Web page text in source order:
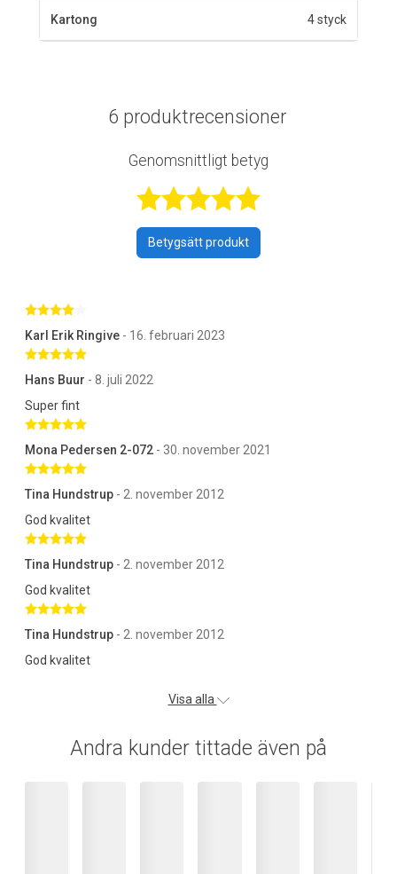
Kartong 4 styck
6 produktrecensioner
Genomsnittligt betyg
Betygsatt 4,8
Betygsätt produkt
Karl Erik Ringive - 16. februari 2023
Betygsatt 5 av 5 stjärnor
Hans Buur - 8. juli 2022
Super fint
Betygsatt 5 av 5 stjärnor
Mona Pedersen 2-072 - 30. november 2021
Betygsatt 5 av 5 stjärnor
Tina Hundstrup - 2. november 2012
God kvalitet
Betygsatt 5 av 5 stjärnor
Tina Hundstrup - 2. november 2012
God kvalitet
Betygsatt 5 av 5 stjärnor
Tina Hundstrup - 2. november 2012
God kvalitet
Visa alla
Andra kunder tittade även på